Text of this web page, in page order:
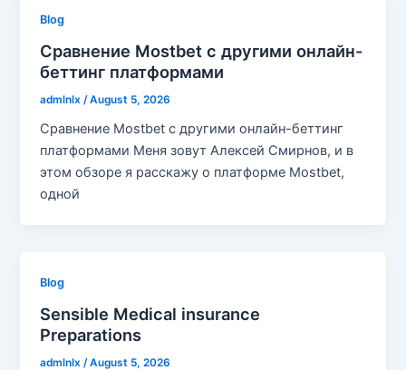
Blog
Сравнение Mostbet с другими онлайн-
беттинг платформами
admlnlx /August 5, 2026
Сравнение Mostbet с другими онлайн-беттинг
платформами Меня зовут Алексей Смирнов, и в
этом обзоре я расскажу о платформе Mostbet,
одной
Blog
Sensible Medical insurance
Preparations
admlnlx/August 5, 2026